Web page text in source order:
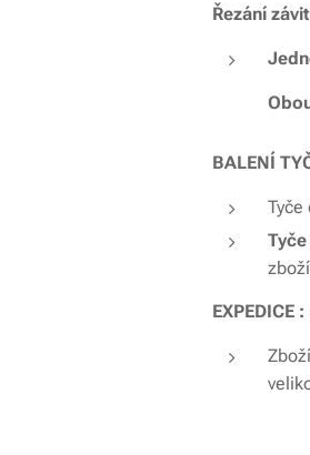
Řezání
BALENÍ
EXPEDICE :